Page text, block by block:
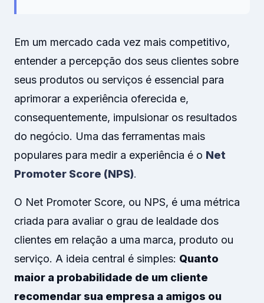
Em um mercado cada vez mais competitivo,
entender a percepção dos seus clientes sobre
seus produtos ou serviços é essencial para
aprimorar a experiência oferecida e,
consequentemente, impulsionar os resultados
do negócio. Uma das ferramentas mais
populares para medir a experiência é o Net
Promoter Score (NPS).
O Net Promoter Score, ou NPS, é uma métrica
criada para avaliar o grau de lealdade dos
clientes em relação a uma marca, produto ou
serviço. A ideia central é simples: Quanto
maior a probabilidade de um cliente
recomendar sua empresa a amigos ou